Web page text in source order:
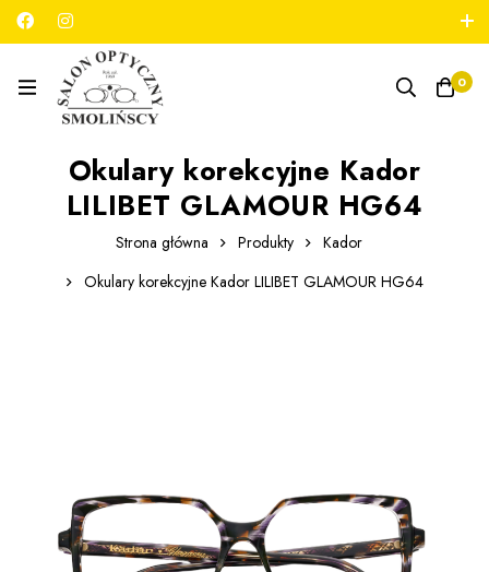
789 180 706
0
Okulary korekcyjne Kador
LILIBET GLAMOUR HG64
Strona główna Produkty
Kador
Okulary korekcyjne Kador LILIBET GLAMOUR HG64